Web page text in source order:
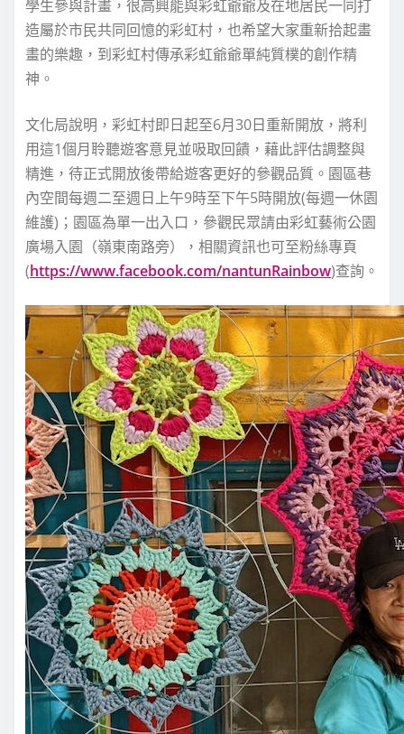
學生參與計畫，很高興能與彩虹爺爺及在地居民一同打
造屬於市民共同回憶的彩虹村，也希望大家重新拾起畫
畫的樂趣，到彩虹村傳承彩虹爺爺單純質樸的創作精
神。
文化局說明，彩虹村即日起至6月30日重新開放，將利
用這1個月聆聽遊客意見並吸取回饋，藉此評估調整與
精進，待正式開放後帶給遊客更好的參觀品質。園區巷
內空間每週二至週日上午9時至下午5時開放(每週一休園
維護)；園區為單一出入口，參觀民眾請由彩虹藝術公園
廣場入園（嶺東南路旁），相關資訊也可至粉絲專頁
(https://www.facebook.com/nantunRainbow)查詢。